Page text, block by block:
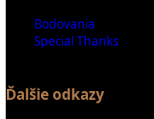
Bodovania
Special Thanks
Ďalšie odkazy